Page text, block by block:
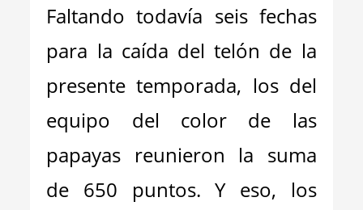
Faltando todavía seis fechas
para la caída del telón de la
presente temporada, los del
equipo del color de las
papayas reunieron la suma
de 650 puntos. Y eso, los